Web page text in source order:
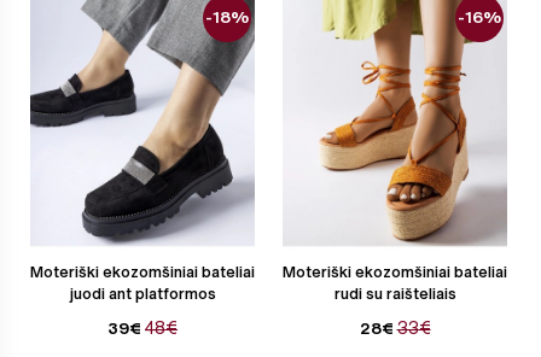
Moteriški ekozomšiniai bateliai
juodi ant platformos
39€ 48€
-18%
Moteriški ekozomšiniai bateliai
rudi su raišteliais
28€ 33€
-16%